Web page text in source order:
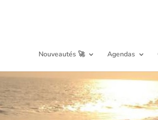
Nouveautés 🚀 Agendas